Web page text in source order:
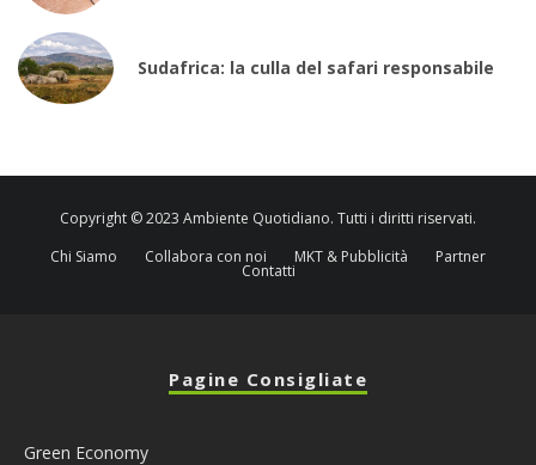
Sudafrica: la culla del safari responsabile
Copyright © 2023 Ambiente Quotidiano. Tutti i diritti riservati.
Chi Siamo
Collabora con noi MKT & Pubblicità Partner
Contatti
Pagine Consigliate
Green Economy